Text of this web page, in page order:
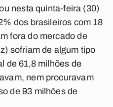
nesta quinta-feira (30)
dos brasileiros com 18
fora do mercado de
sofriam de algum tipo
de 61,8 milhões de
nem procuravam
de 93 milhões de